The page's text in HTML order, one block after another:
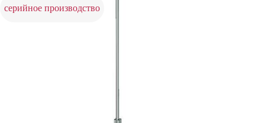
серийное производство